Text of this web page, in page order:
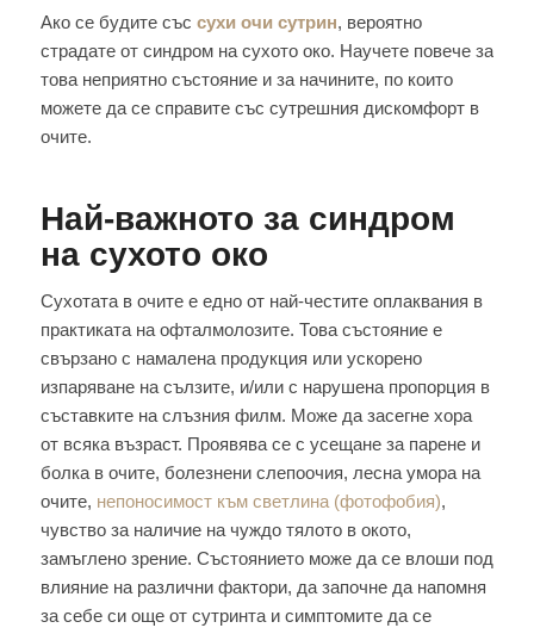
Ако се будите със сухи очи сутрин, вероятно
страдате от синдром на сухото око. Научете повече за
това неприятно състояние и за начините, по които
можете да се справите със сутрешния дискомфорт в
очите.
Най-важното за синдром
на сухото око
Сухотата в очите е едно от най-честите оплаквания в
практиката на офталмолозите. Това състояние е
свързано с намалена продукция или ускорено
изпаряване на сълзите, и/или с нарушена пропорция в
съставките на слъзния филм. Може да засегне хора
от всяка възраст. Проявява се с усещане за парене и
болка в очите, болезнени слепоочия, лесна умора на
очите, непоносимост към светлина (фотофобия),
чувство за наличие на чуждо тялото в окото,
замъглено зрение. Състоянието може да се влоши под
влияние на различни фактори, да започне да напомня
за себе си още от сутринта и симптомите да се